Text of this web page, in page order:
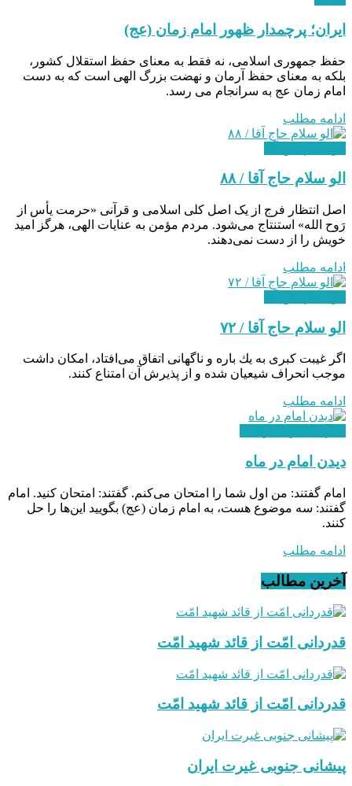
ایران؛ پرچمدار ظهور امام زمان (عج)
حفظ جمهوری اسلامی، نه فقط به معنای حفظ استقلال کشور،
بلکه به معنای حفظ آرمان و نهضت بزرگ الهی است که به دست
امام زمان عج به سرانجام می رسد.
ادامه مطلب
الو سلام حاج آقا / ۸۸
اصل انتظار فرج از یک اصل کلی اسلامی و قرآنی «حرمت یأس از
رَوح الله» استنتاج می‌شود. مردم مؤمن به عنایات الهی، هرگز امید
خویش را از دست نمی‌دهند.
ادامه مطلب
الو سلام حاج آقا / ۷۲
اگر غيبت كبرى به يك‌‌ باره و ناگهانی اتفاق می‌افتاد، امکان داشت
موجب انحراف شیعیان شده و از پذيرش آن امتناع کنند.
ادامه مطلب
دیدن امام در ماه
امام گفتند: من اول شما را امتحان می‌کنم. گفتند: امتحان کنید. امام
گفتند: سه موضوع هست، به امام زمان (عج) بگویید این‌ها را حل
کنند.
ادامه مطلب
آخرین مطالب
قدردانی امّت از قائد شهید امّت
قدردانی امّت از قائد شهید امّت
پیشانی جنوبی غیرت ایران